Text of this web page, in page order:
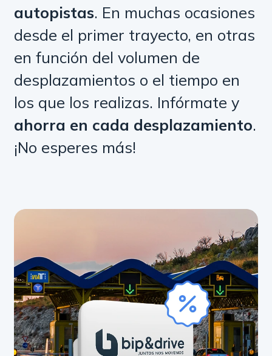
autopistas. En muchas ocasiones
desde el primer trayecto, en otras
en función del volumen de
desplazamientos o el tiempo en
los que los realizas. Infórmate y
ahorra en cada desplazamiento.
¡No esperes más!